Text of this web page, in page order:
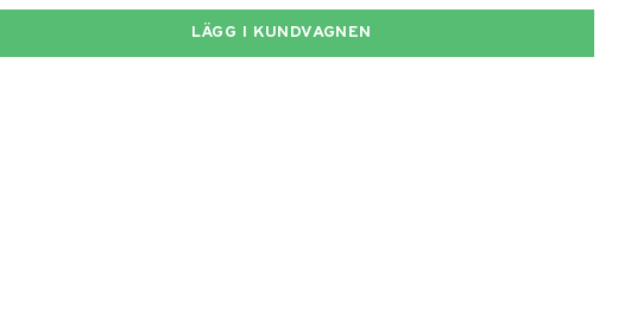
LÄGG I KUNDVAGNEN